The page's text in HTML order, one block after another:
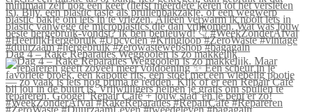
Dag 4 – Rake Reparaties Weggooien is zo makkelijk